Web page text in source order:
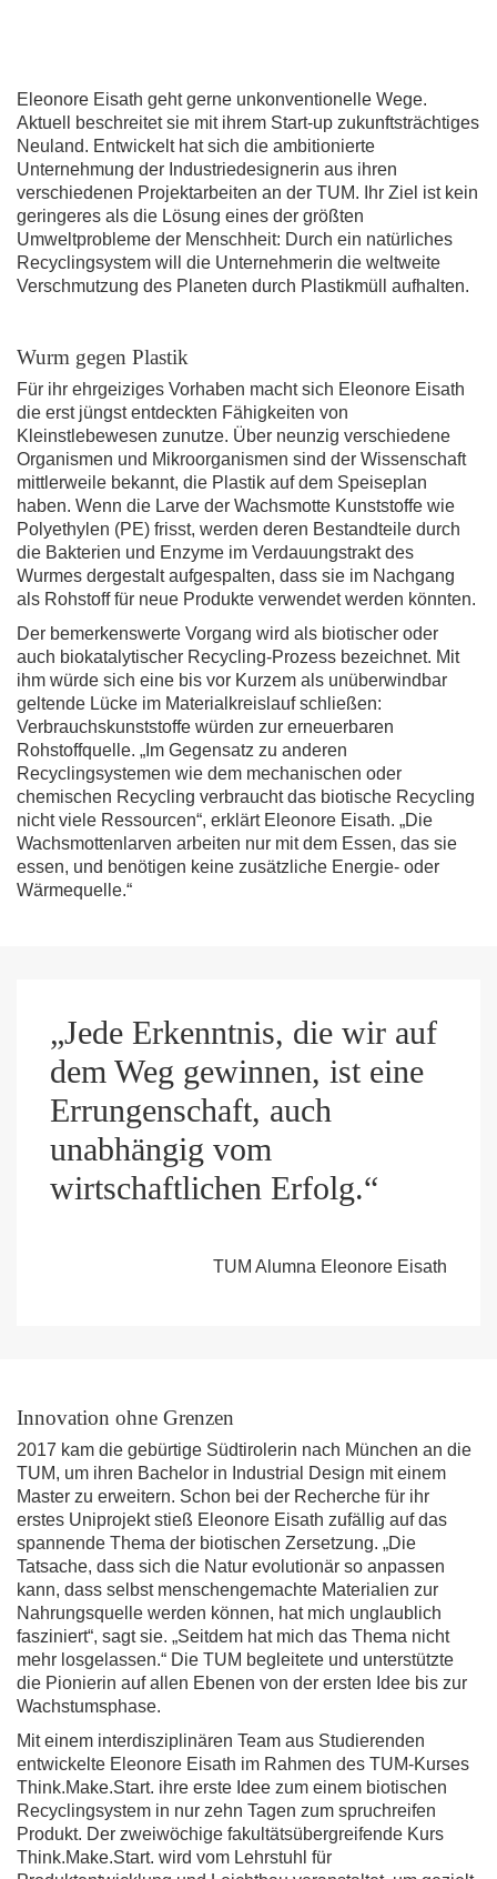
Eleonore Eisath geht gerne unkonventionelle Wege.
Aktuell beschreitet sie mit ihrem Start-up zukunftsträchtiges
Neuland. Entwickelt hat sich die ambitionierte
Unternehmung der Industriedesignerin aus ihren
verschiedenen Projektarbeiten an der TUM. Ihr Ziel ist kein
geringeres als die Lösung eines der größten
Umweltprobleme der Menschheit: Durch ein natürliches
Recyclingsystem will die Unternehmerin die weltweite
Verschmutzung des Planeten durch Plastikmüll aufhalten.
Wurm gegen Plastik
Für ihr ehrgeiziges Vorhaben macht sich Eleonore Eisath
die erst jüngst entdeckten Fähigkeiten von
Kleinstlebewesen zunutze. Über neunzig verschiedene
Organismen und Mikroorganismen sind der Wissenschaft
mittlerweile bekannt, die Plastik auf dem Speiseplan
haben. Wenn die Larve der Wachsmotte Kunststoffe wie
Polyethylen (PE) frisst, werden deren Bestandteile durch
die Bakterien und Enzyme im Verdauungstrakt des
Wurmes dergestalt aufgespalten, dass sie im Nachgang
als Rohstoff für neue Produkte verwendet werden könnten.
Der bemerkenswerte Vorgang wird als biotischer oder
auch biokatalytischer Recycling-Prozess bezeichnet. Mit
ihm würde sich eine bis vor Kurzem als unüberwindbar
geltende Lücke im Materialkreislauf schließen:
Verbrauchskunststoffe würden zur erneuerbaren
Rohstoffquelle. „Im Gegensatz zu anderen
Recyclingsystemen wie dem mechanischen oder
chemischen Recycling verbraucht das biotische Recycling
nicht viele Ressourcen“, erklärt Eleonore Eisath. „Die
Wachsmottenlarven arbeiten nur mit dem Essen, das sie
essen, und benötigen keine zusätzliche Energie- oder
Wärmequelle.“
„Jede Erkenntnis, die wir auf
dem Weg gewinnen, ist eine
Errungenschaft, auch
unabhängig vom
wirtschaftlichen Erfolg.“
TUM Alumna Eleonore Eisath
Innovation ohne Grenzen
2017 kam die gebürtige Südtirolerin nach München an die
TUM, um ihren Bachelor in Industrial Design mit einem
Master zu erweitern. Schon bei der Recherche für ihr
erstes Uniprojekt stieß Eleonore Eisath zufällig auf das
spannende Thema der biotischen Zersetzung. „Die
Tatsache, dass sich die Natur evolutionär so anpassen
kann, dass selbst menschengemachte Materialien zur
Nahrungsquelle werden können, hat mich unglaublich
fasziniert“, sagt sie. „Seitdem hat mich das Thema nicht
mehr losgelassen.“ Die TUM begleitete und unterstützte
die Pionierin auf allen Ebenen von der ersten Idee bis zur
Wachstumsphase.
Mit einem interdisziplinären Team aus Studierenden
entwickelte Eleonore Eisath im Rahmen des TUM-Kurses
Think.Make.Start. ihre erste Idee zum einem biotischen
Recyclingsystem in nur zehn Tagen zum spruchreifen
Produkt. Der zweiwöchige fakultätsübergreifende Kurs
Think.Make.Start. wird vom Lehrstuhl für